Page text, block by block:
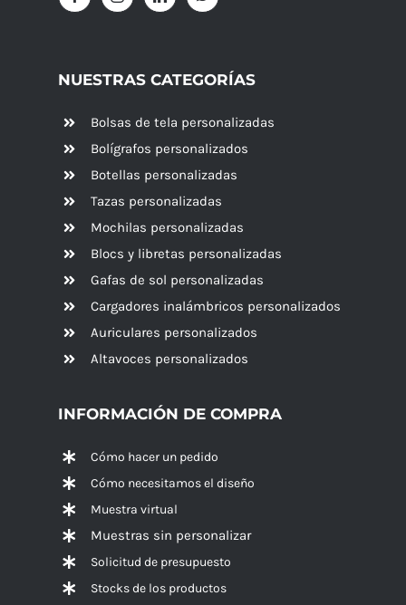
NUESTRAS CATEGORÍAS
Bolsas de tela personalizadas
Bolígrafos personalizados
Botellas personalizadas
Tazas personalizadas
Mochilas personalizadas
Blocs y libretas personalizadas
Gafas de sol personalizadas
Cargadores inalámbricos personalizados
Auriculares personalizados
Altavoces personalizados
INFORMACIÓN DE COMPRA
Cómo hacer un pedido
Cómo necesitamos el diseño
Muestra virtual
Muestras sin personalizar
Solicitud de presupuesto
Stocks de los productos